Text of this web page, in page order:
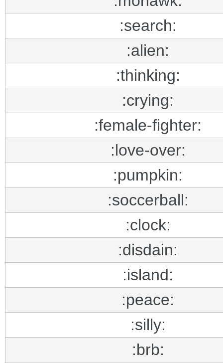
:search:
:alien:
:thinking:
:crying:
:female-fighter:
:love-over:
:pumpkin:
:soccerball:
:clock:
:disdain:
:island:
:peace:
:silly:
:brb: